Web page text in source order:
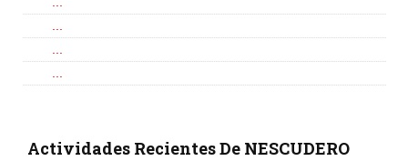
Actividades Recientes De NESCUDERO